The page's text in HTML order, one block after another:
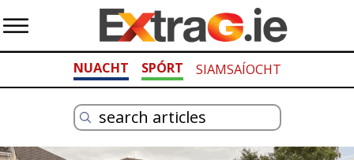
NUACHT SPÓRT SIAMSAÍOCHT